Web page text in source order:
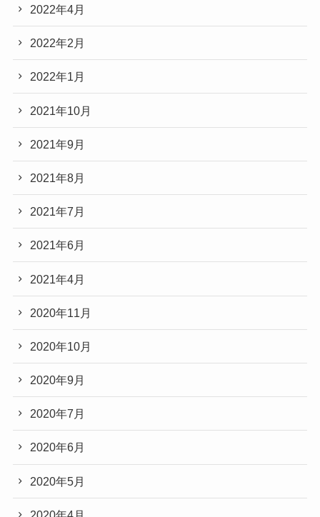
2022年4月
2022年2月
2022年1月
2021年10月
2021年9月
2021年8月
2021年7月
2021年6月
2021年4月
2020年11月
2020年10月
2020年9月
2020年7月
2020年6月
2020年5月